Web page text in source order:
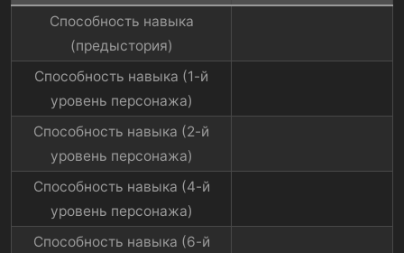
Способность навыка
(предыстория)​
Способность навыка (1-й
уровень персонажа)​
Способность навыка (2-й
уровень персонажа)​
Способность навыка (4-й
уровень персонажа)​
Способность навыка (6-й